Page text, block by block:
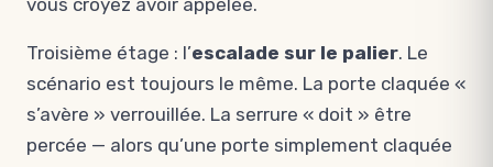
vous croyez avoir appelée.
Troisième étage : l’escalade sur le palier. Le
scénario est toujours le même. La porte claquée «
s’avère » verrouillée. La serrure « doit » être
percée — alors qu’une porte simplement claquée